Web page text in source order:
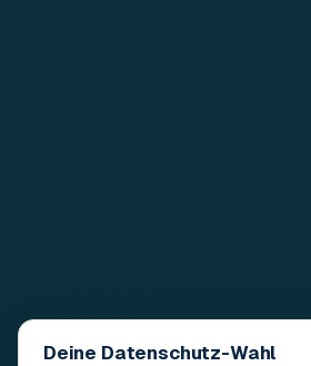
Deine Datenschutz-Wahl